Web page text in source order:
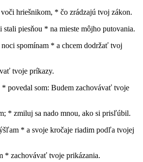
hriešnikom, * čo zrádzajú tvoj zákon.
stali piesňou * na mieste môjho putovania.
spomínam * a chcem dodržať tvoj
tvoje príkazy.
* povedal som: Budem zachovávať tvoje
* zmiluj sa nado mnou, ako si prisľúbil.
* a svoje kročaje riadim podľa tvojej
* zachovávať tvoje prikázania.